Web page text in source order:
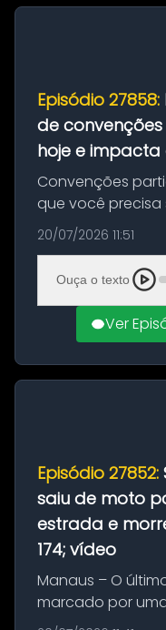
Episódio 27858:
de
hoje e impacta
Convenções
que você
segunda-feira e
para que
partidárias
20/07/2026 11:51
Ouça o texto
Ver
Episódio 27852:
saiu de moto
estrada e
174; vídeo
Manaus – O
marcado por
resultou na